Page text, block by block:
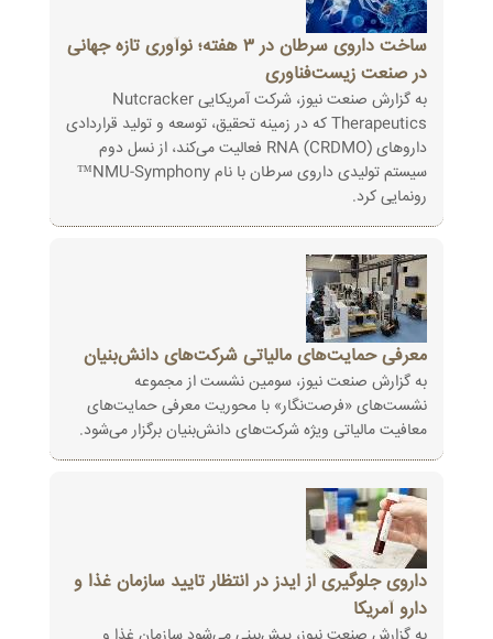
ساخت داروی سرطان در ۳ هفته؛ نوآوری تازه جهانی
در صنعت زیست‌فناوری
به گزارش صنعت نیوز، شرکت آمریکایی Nutcracker
Therapeutics که در زمینه تحقیق، توسعه و تولید قراردادی
داروهای RNA (CRDMO) فعالیت می‌کند، از نسل دوم
سیستم تولیدی داروی سرطان با نام NMU-Symphony™
رونمایی کرد.
معرفی حمایت‌های مالیاتی شرکت‌های دانش‌بنیان
به گزارش صنعت نیوز، سومین نشست از مجموعه
نشست‌های «فرصت‌نگار» با محوریت معرفی حمایت‌های
معافیت مالیاتی ویژه شرکت‌های دانش‌بنیان برگزار می‌شود.
داروی جلوگیری از ایدز در انتظار تایید سازمان غذا و
دارو آمریکا